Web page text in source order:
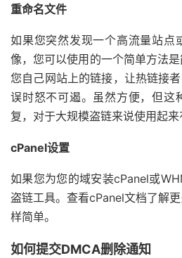
重命名文件
如果您突然发现一个高流量站点
像，您可以使用的一个简单方法
您自己网站上的链接，让热链接
误时怒不可遏。虽然方便，但这
复，对于大规模盗链来说使用起来
cPanel设置
如果您为您的域安装cPanel或
盗链工具。查看cPanel文档了解
样简单。
如何提交DMCA删除通知